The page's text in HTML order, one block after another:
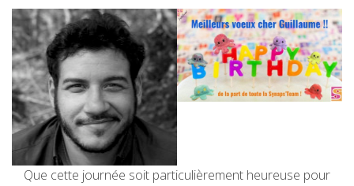
Que cette journée soit particulièrement heureuse pour